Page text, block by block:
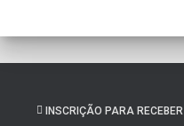
INSCRIÇÃO PARA RECEBER